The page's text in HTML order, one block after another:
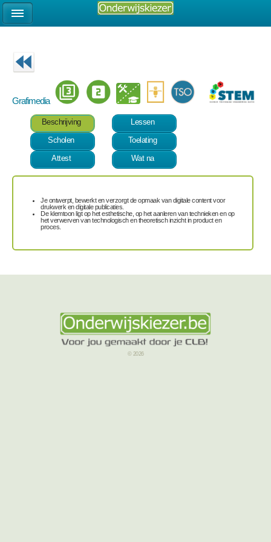
Grafimedia
Beschrijving
Lessen
Scholen
Toelating
Attest
Wat na
Je ontwerpt, bewerkt en verzorgt de opmaak van digitale content voor
drukwerk en digitale publicaties.
De klemtoon ligt op het esthetische, op het aanleren van technieken en op
het verwerven van technologisch en theoretisch inzicht in product en
proces.
© 2026